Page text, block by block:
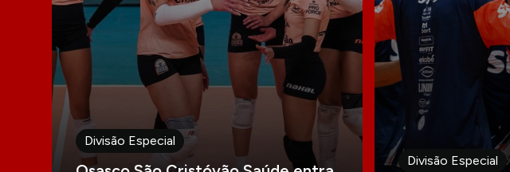
Divisão Especial
Divisão Especial